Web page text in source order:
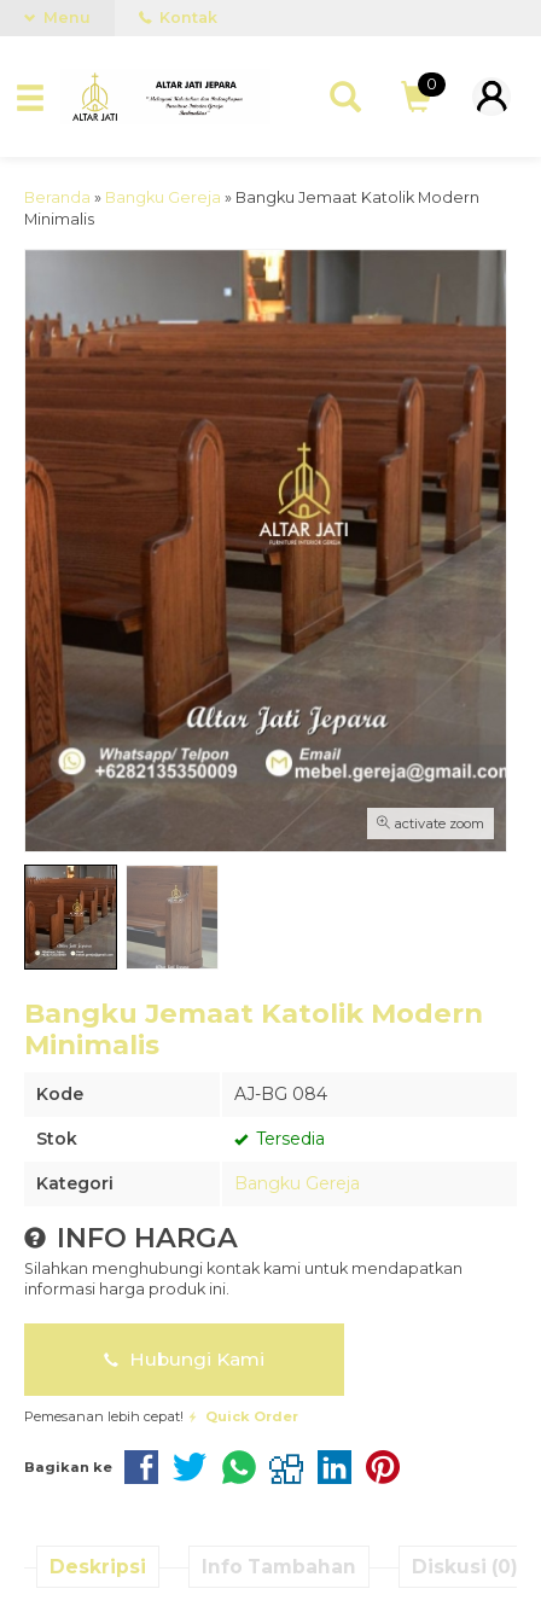
Menu Kontak
0
Beranda » Bangku Gereja » Bangku Jemaat Katolik Modern
Minimalis
activate zoom
Bangku Jemaat Katolik Modern
Minimalis
Kode AJ-BG 084
Stok Tersedia
Kategori Bangku Gereja
INFO HARGA
Silahkan menghubungi kontak kami untuk mendapatkan
informasi harga produk ini.
Hubungi Kami
Pemesanan lebih cepat! Quick Order
Bagikan ke
Deskripsi Info Tambahan Diskusi (0)